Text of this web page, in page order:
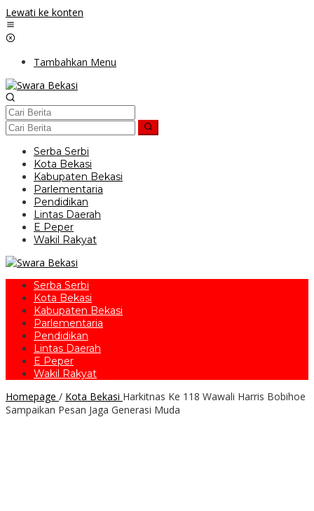
Lewati ke konten
Tambahkan Menu
Serba Serbi
Kota Bekasi
Kabupaten Bekasi
Parlementaria
Pendidikan
Lintas Daerah
E Peper
Wakil Rakyat
Serba Serbi
Kota Bekasi
Kabupaten Bekasi
Parlementaria
Pendidikan
Lintas Daerah
E Peper
Wakil Rakyat
Homepage / Kota Bekasi Harkitnas Ke 118 Wawali Harris Bobihoe
Sampaikan Pesan Jaga Generasi Muda